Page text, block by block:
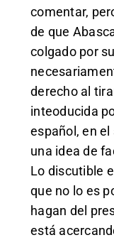
comentar,
de que
colgado por
derecho al
inteoducida
español, en el
una idea de
Lo discutible
que no lo es
hagan del
está